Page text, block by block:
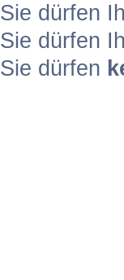
Sie dürfen
Sie dürfen
Sie dürfen